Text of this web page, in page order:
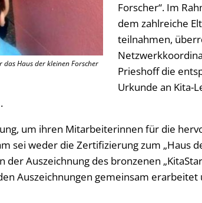
Haus der kleinen Forscher
Forscher“. Im
dem zahlreiche
teilnahmen,
Prieshoff die
Urkunde an Kita-
um ihren Mitarbeiterinnen für die
sei weder die Zertifizierung zum „Haus
der Auszeichnung des bronzenen
Auszeichnungen gemeinsam